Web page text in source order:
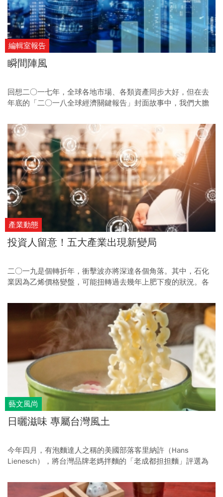
編輯室報告
瞬間陣風
回想二○一七年，全球各地市場、各類資產同步大好，但在去
年底的「二○一八全球經濟關鍵報告」封面故事中，我們大膽
表現固然穩定，但金融市場動盪加劇，中美貿易戰的衝撞，更
成了貫穿大半年的不安因子。榮景下的隱憂，算是一句精準描
繪。
產業動態
投資人留意！五大產業出現新變局
二○一九是個轉折年，衝擊波亦將深達各個角落。其中，石化
業因為乙烯價格變盤，可能扭轉過去幾年上肥下瘦的狀況。各
贖。被動元件、矽晶圓、功率元件、半導體與蘋概股，在景氣
下行及新趨勢崛起，兩股力量相互拉扯下，將迸發出何種新變
局與新商機，值得投資人關切。
藝文風尚
日曬滋味 專屬台灣風土
今年四月，有泡麵達人之稱的美國部落客里納許（Hans
Lienesch），將台灣品牌老媽拌麵的「老成都担担麵」評選為
搶味。」是目前台灣最佳名次。